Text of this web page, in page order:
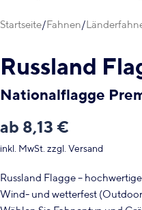
Startseite Fahnen
Russland
Nationalflagge
ab 8,13 €
inkl. MwSt. zzgl. Versand
Russland Flagge –
Wind- und wetterfest